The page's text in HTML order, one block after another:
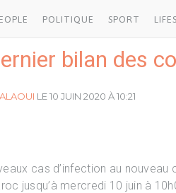
POLITIQUE SPORT
bilan des
LE 10 JUIN 2020 À 10:21
cas d’infection au
jusqu’à mercredi 10 juin à